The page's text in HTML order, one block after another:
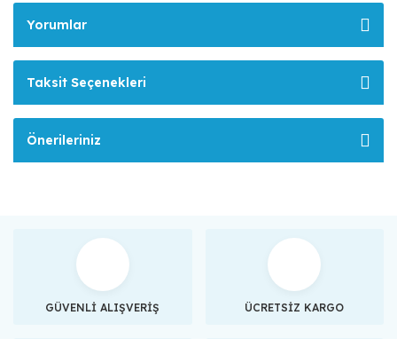
Yorumlar
Taksit Seçenekleri
Önerileriniz
GÜVENLİ ALIŞVERİŞ ÜCRETSİZ KARGO